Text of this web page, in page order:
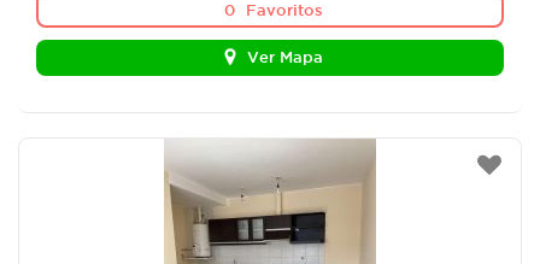
0 Favoritos
Ver Mapa